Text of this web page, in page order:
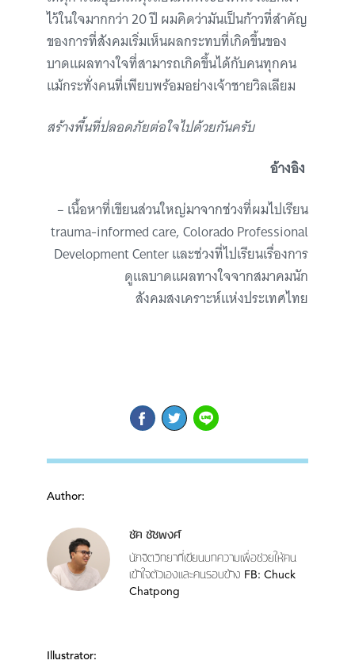
ไว้ในใจมากกว่า 20 ปี ผมคิดว่ามันเป็นก้าวที่สำคัญ
ของการที่สังคมเริ่มเห็นผลกระทบที่เกิดขึ้นของ
บาดแผลทางใจที่สามารถเกิดขึ้นได้กับคนทุกคน
แม้กระทั่งคนที่เพียบพร้อมอย่างเจ้าชายวิลเลียม
สร้างพื้นที่ปลอดภัยต่อใจไปด้วยกันครับ
อ้างอิง
– เนื้อหาที่เขียนส่วนใหญ่มาจากช่วงที่ผมไปเรียน
trauma-informed care, Colorado Professional
Development Center และช่วงที่ไปเรียนเรื่องการ
ดูแลบาดแผลทางใจจากสมาคมนัก
สังคมสงเคราะห์แห่งประเทศไทย
Author:
ชัค ชัชพงศ์
นักจิตวิทยาที่เขียนบทความเพื่อช่วยให้คน
เข้าใจตัวเองและคนรอบข้าง FB: Chuck
Chatpong
Illustrator: